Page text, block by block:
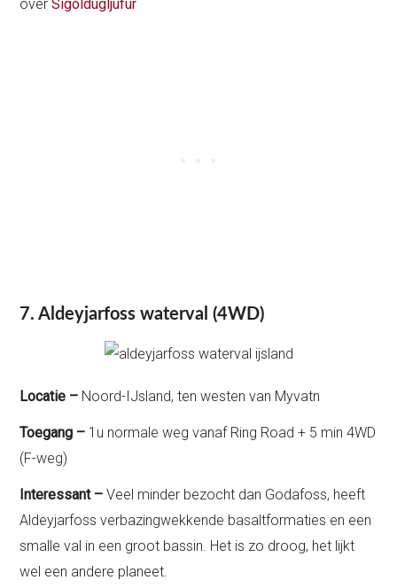
overSigöldugljúfur
7. Aldeyjarfoss waterval (4WD)
Locatie – Noord-IJsland, ten westen van Myvatn
Toegang – 1u normale weg vanaf Ring Road + 5 min 4WD
(F-weg)
Interessant –Veel minder bezocht dan Godafoss, heeft
Aldeyjarfoss verbazingwekkende basaltformaties en een
smalle val in een groot bassin. Het is zo droog, het lijkt
wel een andere planeet.